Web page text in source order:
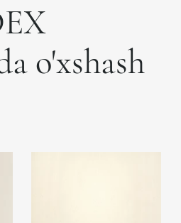
o'xshash